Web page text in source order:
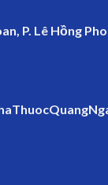
P. Lê Hồng